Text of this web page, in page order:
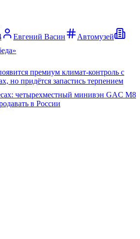
Евгений Васин
Автомузей
премиум климат-контроль с
но придётся запастись терпением
четырехместный минивэн GAC M8
в России